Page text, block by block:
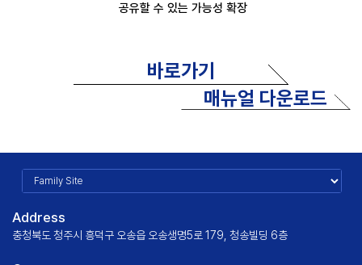
공유할 수 있는 가능성 확장
바로가기
매뉴얼 다운로드
Address
충청북도 청주시 흥덕구 오송읍 오송생명5로 179, 청송빌딩 6층